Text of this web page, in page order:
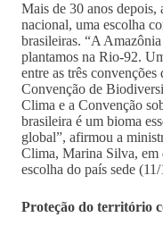
Mais de 30 anos depois,
nacional, uma escolha
brasileiras. “A
plantamos na Rio-92.
entre as três convenções
Convenção de
Clima e a Convenção
brasileira é um bioma
global”, afirmou a
Clima, Marina Silva, em
escolha do país sede
Proteção do território